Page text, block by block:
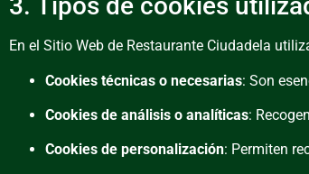
3. Tipos de cookies
En el Sitio Web de Restaurante Ciudadela
Cookies técnicas o necesarias: Son
Cookies de análisis o analíticas:
Cookies de personalización: Permiten